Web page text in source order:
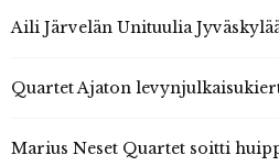
Aili Järvelän Unituulia
Quartet Ajaton
Marius Neset Quartet soitti